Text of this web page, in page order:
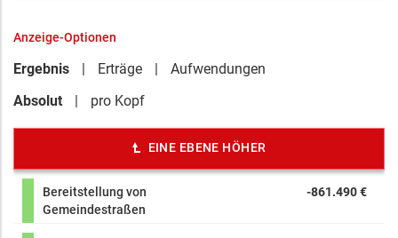
Anzeige-Optionen
Ergebnis Erträge
Aufwendungen
Absolut
pro Kopf
EINE EBENE HÖHER
Bereitstellung von
Gemeindestraßen
-861.490 €